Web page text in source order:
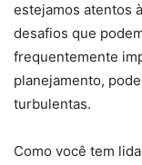
estejamos atentos
desafios que
frequentemente
planejamento,
turbulentas.
Como você tem